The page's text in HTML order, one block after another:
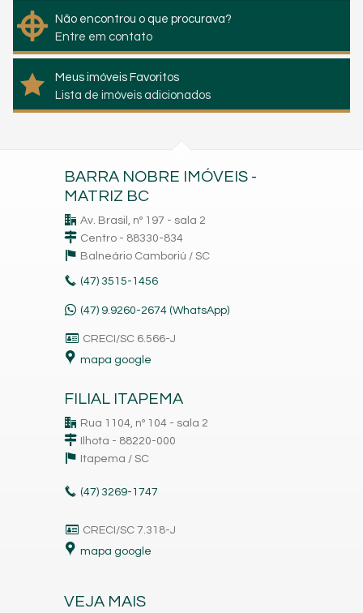
Não encontrou o que procurava?
Entre em contato
Meus imóveis Favoritos
Lista de imóveis adicionados
BARRA NOBRE IMÓVEIS -
MATRIZ BC
Av. Brasil, nº 197 - sala 2
Centro - 88330-834
Balneário Camboriú / SC
(47) 3515-1456
(47) 9.9260-2674 (WhatsApp)
CRECI/SC 6.566-J
mapa google
FILIAL ITAPEMA
Rua 1104, nº 104 - sala 2
Ilhota - 88220-000
Itapema / SC
(47) 3269-1747
CRECI/SC 7.318-J
mapa google
VEJA MAIS